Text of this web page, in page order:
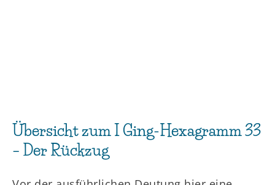
Übersicht zum I Ging-Hexagramm 33
– Der Rückzug